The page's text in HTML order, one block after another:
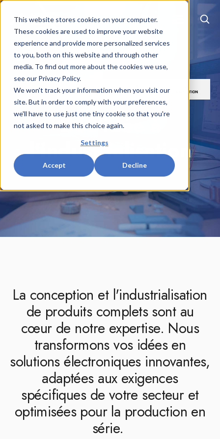
This website stores cookies on your computer.
These cookies are used to improve your website
experience and provide more personalized services
to you, both on this website and through other
media. To find out more about the cookies we use,
see our Privacy Policy.
We won't track your information when you visit our
site. But in order to comply with your preferences,
we'll have to use just one tiny cookie so that you're
not asked to make this choice again.
Settings
Accept Decline
EN | FR
De l'idée à
l'industrialisation
La conception et l'industrialisation
de produits complets sont au
cœur de notre expertise. Nous
transformons vos idées en
solutions électroniques innovantes,
adaptées aux exigences
spécifiques de votre secteur et
optimisées pour la production en
série.